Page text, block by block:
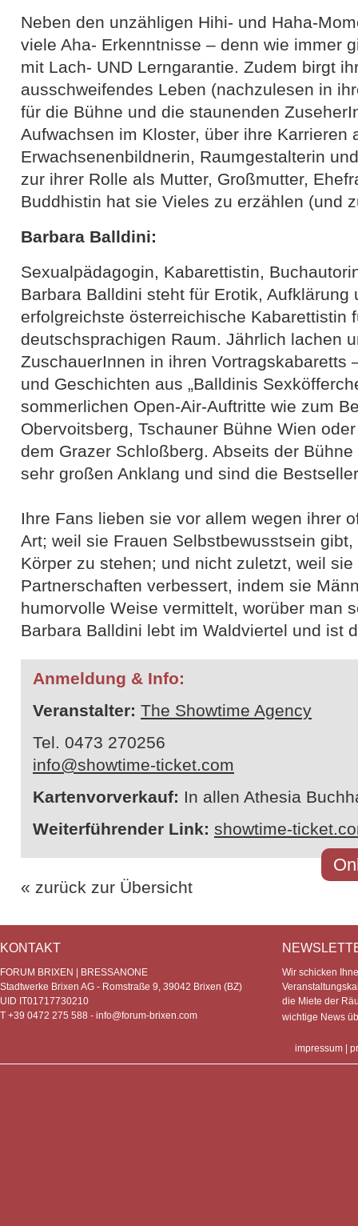
Neben den unzähligen Hihi- und Haha-
viele Aha- Erkenntnisse – denn wie immer
mit Lach- UND Lerngarantie. Zudem birgt
ausschweifendes Leben (nachzulesen in
für die Bühne und die staunenden
Aufwachsen im Kloster, über ihre Karrieren
Erwachsenenbildnerin, Raumgestalterin
zur ihrer Rolle als Mutter, Großmutter,
Buddhistin hat sie Vieles zu erzählen (und
Barbara Balldini:
Sexualpädagogin, Kabarettistin,
Barbara Balldini steht für Erotik, Aufklärung
erfolgreichste österreichische Kabarettistin
deutschsprachigen Raum. Jährlich lachen
ZuschauerInnen in ihren Vortragskabaretts
und Geschichten aus „Balldinis
sommerlichen Open-Air-Auftritte wie zum
Obervoitsberg, Tschauner Bühne Wien
dem Grazer Schloßberg. Abseits der
sehr großen Anklang und sind die
Ihre Fans lieben sie vor allem wegen ihrer
Art; weil sie Frauen Selbstbewusstsein
Körper zu stehen; und nicht zuletzt, weil
Partnerschaften verbessert, indem sie
humorvolle Weise vermittelt, worüber man
Barbara Balldini lebt im Waldviertel und ist
Anmeldung & Info:
Veranstalter: The Showtime Agency
Tel. 0473 270256
info@showtime-ticket.com
Kartenvorverkauf: In allen Athesia
Weiterführender Link: showtime-
« zurück zur Übersicht
KONTAKT
FORUM BRIXEN | BRESSANONE
Stadtwerke Brixen AG - Romstraße 9, 39042 Brixen (BZ)
UID IT01717730210
T +39 0472 275 588 - info@forum-brixen.com
Wir schicken
die Miete der
wichtige News
impressum |